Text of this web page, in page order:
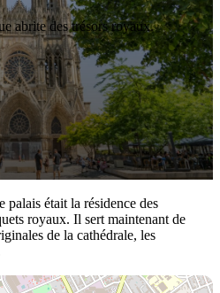
abrite des trésors royaux.
palais était la résidence des
royaux. Il sert maintenant de
de la cathédrale, les